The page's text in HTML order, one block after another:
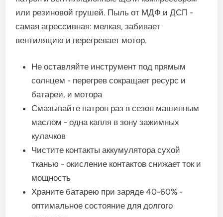
или резиновой грушей. Пыль от МДФ и ДСП -
самая агрессивная: мелкая, забивает
вентиляцию и перегревает мотор.
Не оставляйте инструмент под прямым
солнцем - перегрев сокращает ресурс и
батареи, и мотора
Смазывайте патрон раз в сезон машинным
маслом - одна капля в зону зажимных
кулачков
Чистите контакты аккумулятора сухой
тканью - окисление контактов снижает ток и
мощность
Храните батарею при заряде 40-60% -
оптимальное состояние для долгого